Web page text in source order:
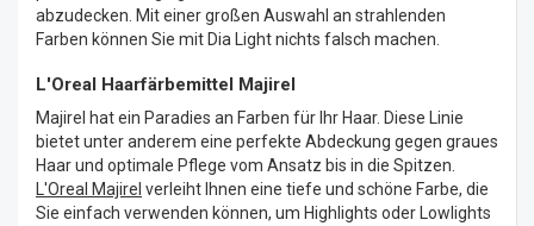
abzudecken. Mit einer großen Auswahl an strahlenden
Farben können Sie mit Dia Light nichts falsch machen.
L'Oreal Haarfärbemittel Majirel
Majirel hat ein Paradies an Farben für Ihr Haar. Diese Linie
bietet unter anderem eine perfekte Abdeckung gegen graues
Haar und optimale Pflege vom Ansatz bis in die Spitzen.
L'Oreal Majirel verleiht Ihnen eine tiefe und schöne Farbe, die
Sie einfach verwenden können, um Highlights oder Lowlights